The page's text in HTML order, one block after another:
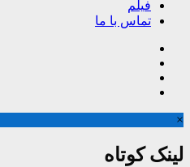
فیلم
تماس با ما
×
لینک کوتاه